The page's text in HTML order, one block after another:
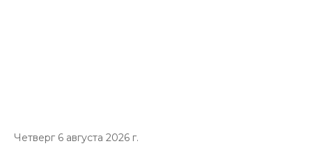
Четверг 6 августа 2026 г.